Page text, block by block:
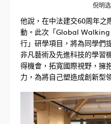
倪明
他說，在中法建交60周年之
動。此次「Global
行」研學項目，將為同學們
非凡藝術及先進科技的學習
得機會，拓寬國際視野，擁
力，為將自己塑造成創新型